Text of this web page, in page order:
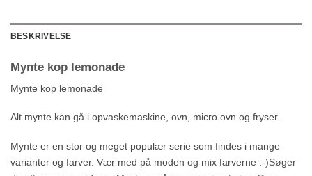
BESKRIVELSE
Mynte kop lemonade
Mynte kop lemonade
Alt mynte kan gå i opvaskemaskine, ovn, micro ovn og fryser.
Mynte er en stor og meget populær serie som findes i mange
varianter og farver. Vær med på moden og mix farverne :-)Søger